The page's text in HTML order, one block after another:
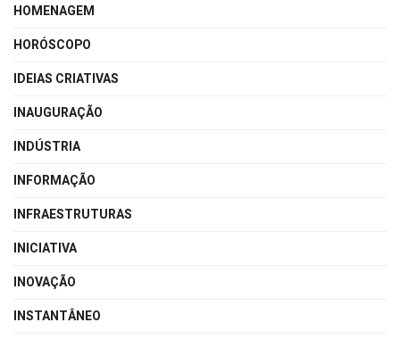
HOMENAGEM
HORÓSCOPO
IDEIAS CRIATIVAS
INAUGURAÇÃO
INDÚSTRIA
INFORMAÇÃO
INFRAESTRUTURAS
INICIATIVA
INOVAÇÃO
INSTANTÂNEO